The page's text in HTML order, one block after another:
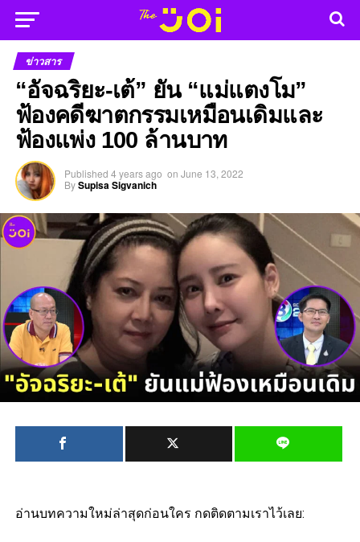
ข่าวสาร
“อัจฉริยะ-เต้” ยัน “แม่แตงโม”
ฟ้องคดีฆาตกรรมเหมือนเดิมและ
ฟ้องแพ่ง 100 ล้านบาท
Published 4 years ago on June 13, 2022
BySupisa Sigvanich
อ่านบทความใหม่ล่าสุดก่อนใคร กดติดตามเราไว้เลย: